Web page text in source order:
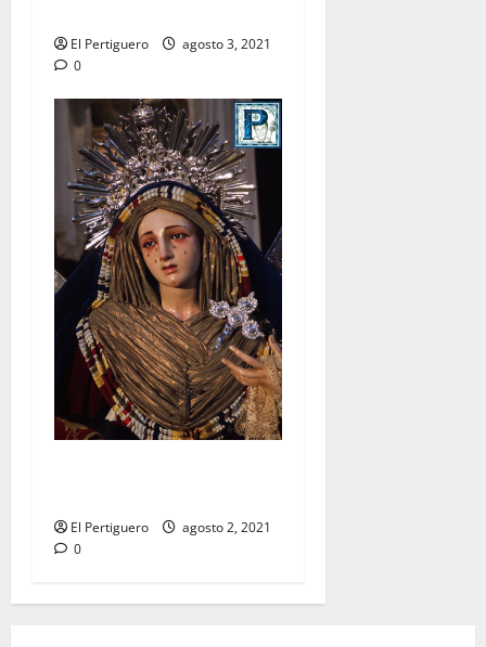
El Pertiguero
agosto 3, 2021
0
El Pertiguero
agosto 2, 2021
0